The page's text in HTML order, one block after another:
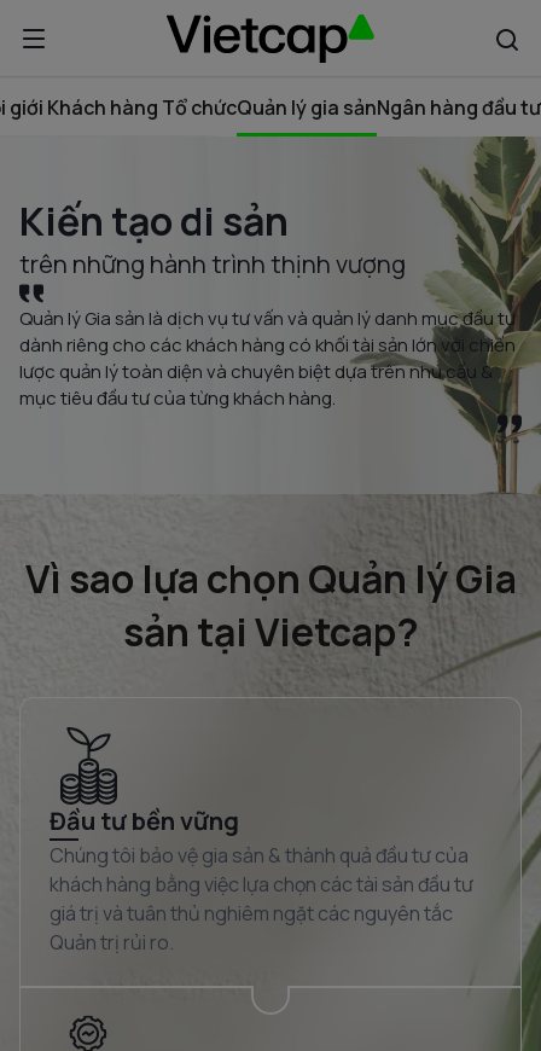
giới Khách hàng Tổ chứcQuản lý gia sảnNgân hàng đầu tư
Kiến tạo di sản
trên những hành trình thịnh vượng
Quản lý Gia sản là dịch vụ tư vấn và quản lý danh mục đầu tư
dành riêng cho các khách hàng có khối tài sản lớn với chiến
lược quản lý toàn diện và chuyên biệt dựa trên nhu cầu &
mục tiêu đầu tư của từng khách hàng.
Vì sao lựa chọn Quản lý Gia
sản tại Vietcap?
Đầu tư bền vững
Chúng tôi bảo vệ gia sản & thành quả đầu tư của
khách hàng bằng việc lựa chọn các tài sản đầu tư
giá trị và tuân thủ nghiêm ngặt các nguyên tắc
Quản trị rủi ro.